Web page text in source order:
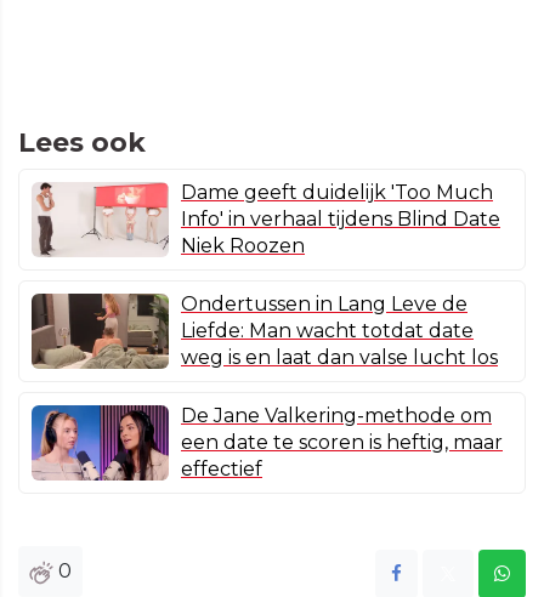
Lees ook
Dame geeft duidelijk 'Too Much
Info' in verhaal tijdens Blind Date
Niek Roozen
Ondertussen in Lang Leve de
Liefde: Man wacht totdat date
weg is en laat dan valse lucht los
De Jane Valkering-methode om
een date te scoren is heftig, maar
effectief
0